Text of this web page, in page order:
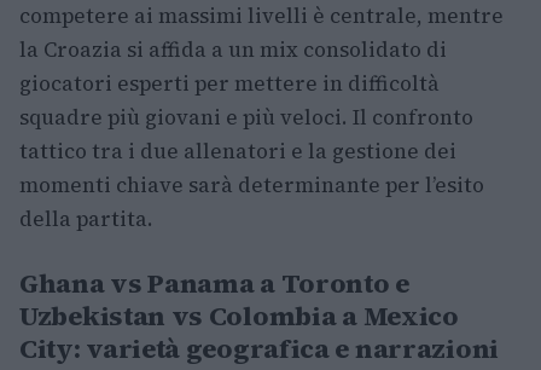
competere ai massimi livelli è centrale, mentre
la Croazia si affida a un mix consolidato di
giocatori esperti per mettere in difficoltà
squadre più giovani e più veloci. Il confronto
tattico tra i due allenatori e la gestione dei
momenti chiave sarà determinante per l’esito
della partita.
Ghana vs Panama a Toronto e
Uzbekistan vs Colombia a Mexico
City: varietà geografica e narrazioni